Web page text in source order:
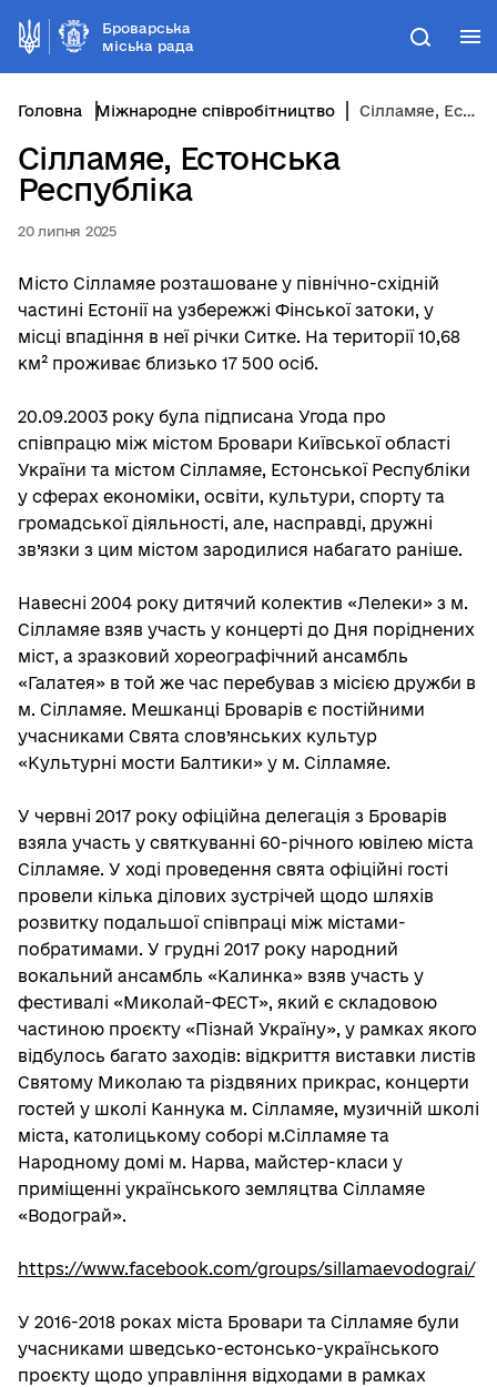
Броварська
міська рада
Пошук
Головна Міжнародне співробітництво Сілламяе, Естонська Республіка
Сілламяе, Естонська
Республіка
20 липня 2025
Місто Сілламяе розташоване у північно-східній
частині Естонії на узбережжі Фінської затоки, у
місці впадіння в неї річки Ситке. На території 10,68
км² проживає близько 17 500 осіб.
20.09.2003 року була підписана Угода про
співпрацю між містом Бровари Київської області
України та містом Сілламяе, Естонської Республіки
у сферах економіки, освіти, культури, спорту та
громадської діяльності, але, насправді, дружні
зв’язки з цим містом зародилися набагато раніше.
Навесні 2004 року дитячий колектив «Лелеки» з м.
Сілламяе взяв участь у концерті до Дня поріднених
міст, а зразковий хореографічний ансамбль
«Галатея» в той же час перебував з місією дружби в
м. Сілламяе. Мешканці Броварів є постійними
учасниками Свята слов’янських культур
«Культурні мости Балтики» у м. Сілламяе.
У червні 2017 року офіційна делегація з Броварів
взяла участь у святкуванні 60-річного ювілею міста
Сілламяе. У ході проведення свята офіційні гості
провели кілька ділових зустрічей щодо шляхів
розвитку подальшої співпраці між містами-
побратимами. У грудні 2017 року народний
вокальний ансамбль «Калинка» взяв участь у
фестивалі «Миколай-ФЕСТ», який є складовою
частиною проєкту «Пізнай Україну», у рамках якого
відбулось багато заходів: відкриття виставки листів
Святому Миколаю та різдвяних прикрас, концерти
гостей у школі Каннука м. Сілламяе, музичній школі
міста, католицькому соборі м.Сілламяе та
Народному домі м. Нарва, майстер-класи у
приміщенні українського земляцтва Сілламяе
«Водограй».
https://www.facebook.com/groups/sillamaevodograi/
У 2016-2018 роках міста Бровари та Сілламяе були
учасниками шведсько-естонсько-українського
проєкту щодо управління відходами в рамках